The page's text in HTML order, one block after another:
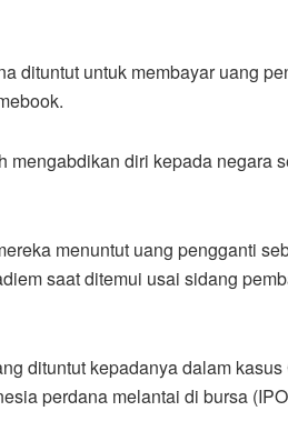
dituntut untuk membayar uang
mengabdikan diri kepada negara
menuntut uang pengganti
saat ditemui usai sidang
dituntut kepadanya dalam
perdana melantai di bursa